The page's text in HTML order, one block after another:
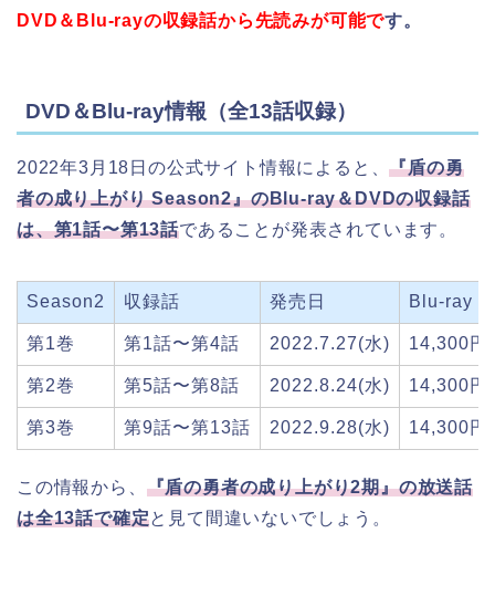
DVD＆Blu-rayの収録話から先読みが可能です。
DVD＆Blu-ray情報（全13話収録）
2022年3月18日の公式サイト情報によると、『盾の勇
者の成り上がり Season2』のBlu-ray＆DVDの収録話
は、第1話〜第13話であることが発表されています。
Season2 収録話 発売日 Blu-ray
第1巻 第1話〜第4話 2022.7.27(水) 14,300円
第2巻 第5話〜第8話 2022.8.24(水) 14,300円
第3巻 第9話〜第13話 2022.9.28(水) 14,300円
この情報から、 『盾の勇者の成り上がり2期』の放送話
は全13話で確定と見て間違いないでしょう。